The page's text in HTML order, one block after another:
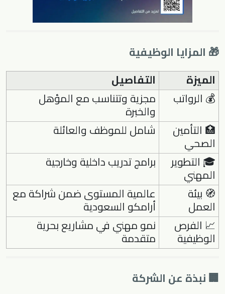
🎁 المزايا الوظيفية
الميزة
التفاصيل
💰 الرواتب
مجزية وتتناسب مع المؤهل
والخبرة
🏥 التأمين
الصحي
شامل للموظف والعائلة
🎓 التطوير
المهني
برامج تدريب داخلية وخارجية
🧭 بيئة
العمل
عالمية المستوى ضمن شراكة مع
أرامكو السعودية
📈 الفرص
الوظيفية
نمو مهني في مشاريع بحرية
متقدمة
🏢 نبذة عن الشركة